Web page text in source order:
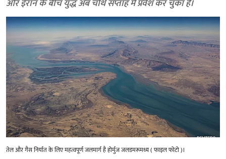
और ईरान के बीच युद्ध अब चौथे सप्ताह में प्रवेश कर चुका है।
तेल और गैस निर्यात के लिए महत्वपूर्ण जलमार्ग है होर्मुज जलडमरूमध्य ( फाइल फोटो )।